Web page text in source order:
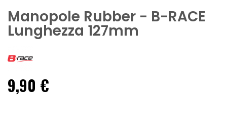
Manopole Rubber - B-RACE
Lunghezza 127mm
9,90 €